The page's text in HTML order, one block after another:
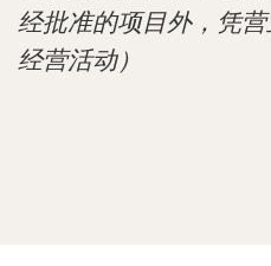
经批准的项目外，凭
经营活动）